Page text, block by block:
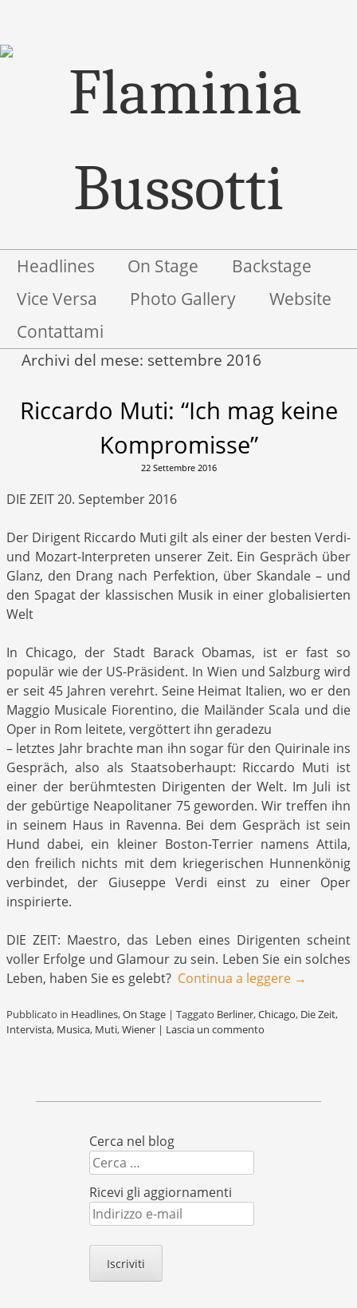
Menu
Salta il contenuto
Headlines On Stage
Backstage
Vice Versa
Photo Gallery
Website
Contattami
Archivi del mese: settembre 2016
Riccardo Muti: “Ich mag keine
Kompromisse”
22 Settembre 2016
DIE ZEIT 20. September 2016
Der Dirigent Riccardo Muti gilt als einer der besten Verdi­
und Mozart-­Interpreten unserer Zeit. Ein Gespräch über
Glanz, den Drang nach Perfektion, über Skandale – und
den Spagat der klassischen Musik in einer globalisierten
Welt
In Chicago, der Stadt Barack Obamas, ist er fast so
populär wie der US-Präsident. In Wien und Salzburg wird
er seit 45 Jahren verehrt. Seine Heimat Italien, wo er den
Maggio Musicale Fiorentino, die Mailänder Scala und die
Oper in Rom leitete, vergöttert ihn geradezu
– letztes Jahr brachte man ihn sogar für den Quirinale ins
Gespräch, also als Staatsoberhaupt: Riccardo Muti ist
einer der berühmtesten Dirigenten der Welt. Im Juli ist
der gebürtige Neapolitaner 75 geworden. Wir treffen ihn
in seinem Haus in Ravenna. Bei dem Gespräch ist sein
Hund dabei, ein kleiner Boston-Terrier namens Attila,
den freilich nichts mit dem kriegerischen Hunnenkönig
verbindet, der Giuseppe Verdi einst zu einer Oper
inspirierte.
DIE ZEIT: Maestro, das Leben eines Dirigenten scheint
voller Erfolge und Glamour zu sein. Leben Sie ein solches
Leben, haben Sie es gelebt? Continua a leggere →
Pubblicato in Headlines,On Stage | Taggato Berliner,Chicago, Die Zeit,
Intervista, Musica, Muti,Wiener | Lascia un commento
Cerca nel blog
Cerca
Ricevi gli aggiornamenti
Indirizzo
e-
mail